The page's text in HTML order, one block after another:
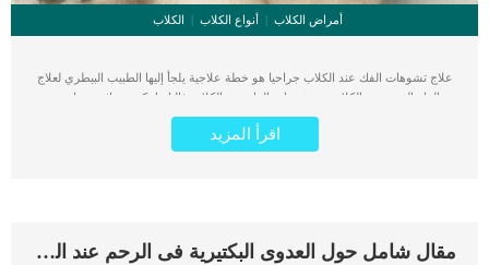
أمراض الكلاب أنواع الكلاب الكلاب
علاج تشوهات الفك عند الكلاب جراحيا هو خطة علاجية يلجأ إليها الطبيب البيطري لعلاج
الفك الرخو عند الكلاب. تشوهات الفك عند الكلاب غالبا ما تكون وراثية تنتقل من
الوالدين الى صغارهم. تنتشر هذه الاصابة عند بعض سلالات الكلاب اكثر من غيرهم من
البولدوج و البول ماستيف. تشوهات الفك تؤثر على أداء الكلب فى تناول الطعام والنطق
وكذلك التنفس. اقرأ ايضا: أنواع كلاب البيتبول..أشرس كلاب في العالم عليك التعامل مع
البيطرية لإيجاد حل بخصوص تشوهات فك كلبك فان الدكتور البيطرى سيسير على هذه
اقرأ المزيد
مقال شامل حول العدوى البكتيرية فى الرحم عند الكلاب